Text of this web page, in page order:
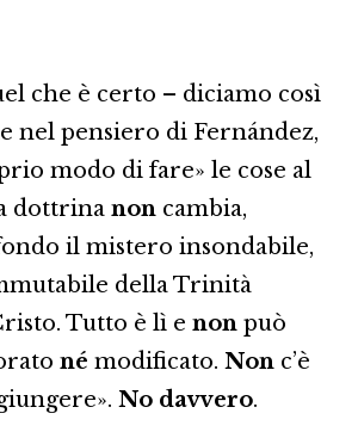
che è certo – diciamo così
nel pensiero di Fernández,
modo di fare» le cose al
dottrina non cambia,
il mistero insondabile,
della Trinità
Tutto è lì e non può
né modificato. Non c’è
No davvero.